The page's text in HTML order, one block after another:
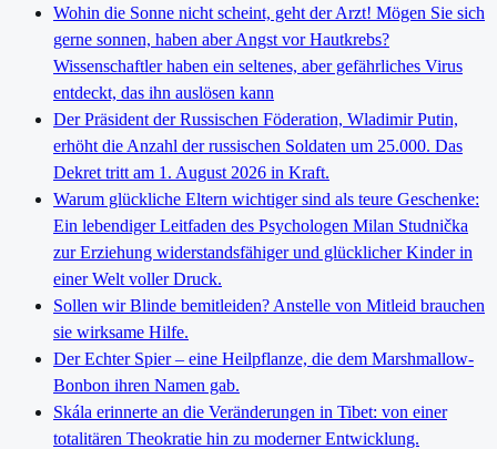
Wohin die Sonne nicht scheint, geht der Arzt! Mögen Sie sich
gerne sonnen, haben aber Angst vor Hautkrebs?
Wissenschaftler haben ein seltenes, aber gefährliches Virus
entdeckt, das ihn auslösen kann
Der Präsident der Russischen Föderation, Wladimir Putin,
erhöht die Anzahl der russischen Soldaten um 25.000. Das
Dekret tritt am 1. August 2026 in Kraft.
Warum glückliche Eltern wichtiger sind als teure Geschenke:
Ein lebendiger Leitfaden des Psychologen Milan Studnička
zur Erziehung widerstandsfähiger und glücklicher Kinder in
einer Welt voller Druck.
Sollen wir Blinde bemitleiden? Anstelle von Mitleid brauchen
sie wirksame Hilfe.
Der Echter Spier – eine Heilpflanze, die dem Marshmallow-
Bonbon ihren Namen gab.
Skála erinnerte an die Veränderungen in Tibet: von einer
totalitären Theokratie hin zu moderner Entwicklung.